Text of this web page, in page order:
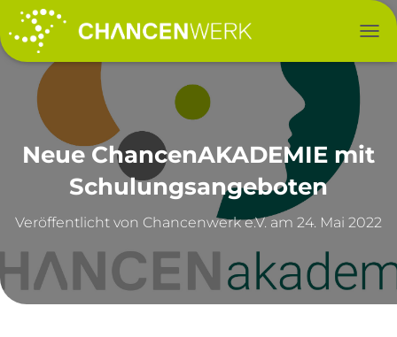
Neue ChancenAKADEMIE mit
Schulungsangeboten
Veröffentlicht von am 24. Mai 2022